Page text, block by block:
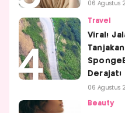
06 Agustus
Travel
Viral!
Derajat!
06 Agustus
Beauty